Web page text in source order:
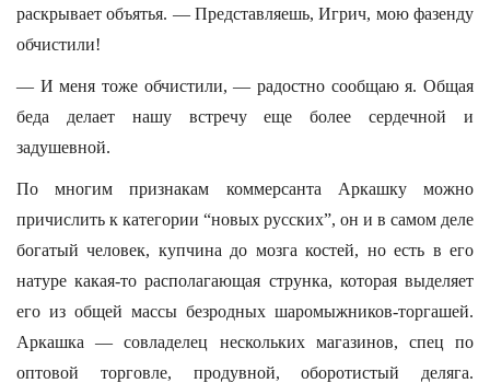
раскрывает объятья. — Представляешь, Игрич, мою фазенду
обчистили!
— И меня тоже обчистили, — радостно сообщаю я. Общая
беда делает нашу встречу еще более сердечной и
задушевной.
По многим признакам коммерсанта Аркашку можно
причислить к категории “новых русских”, он и в самом деле
богатый человек, купчина до мозга костей, но есть в его
натуре какая-то располагающая струнка, которая выделяет
его из общей массы безродных шаромыжников-торгашей.
Аркашка — совладелец нескольких магазинов, спец по
оптовой торговле, продувной, оборотистый деляга.